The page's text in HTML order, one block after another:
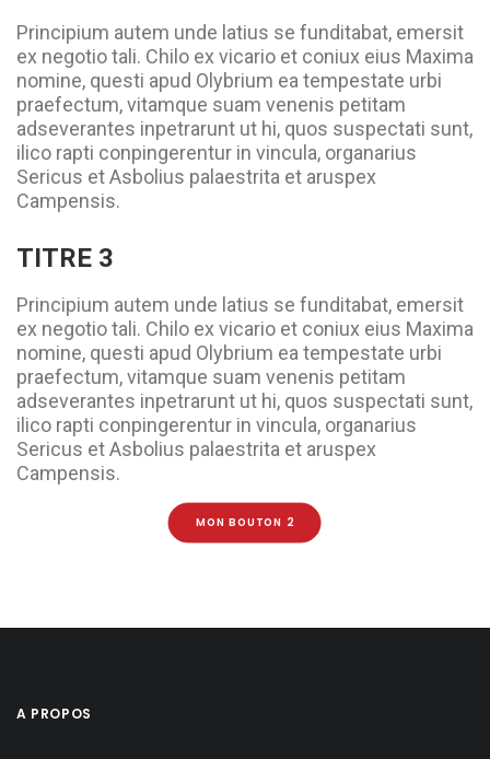
Principium autem unde latius se funditabat, emersit
ex negotio tali. Chilo ex vicario et coniux eius Maxima
nomine, questi apud Olybrium ea tempestate urbi
praefectum, vitamque suam venenis petitam
adseverantes inpetrarunt ut hi, quos suspectati sunt,
ilico rapti conpingerentur in vincula, organarius
Sericus et Asbolius palaestrita et aruspex
Campensis.
TITRE 3
Principium autem unde latius se funditabat, emersit
ex negotio tali. Chilo ex vicario et coniux eius Maxima
nomine, questi apud Olybrium ea tempestate urbi
praefectum, vitamque suam venenis petitam
adseverantes inpetrarunt ut hi, quos suspectati sunt,
ilico rapti conpingerentur in vincula, organarius
Sericus et Asbolius palaestrita et aruspex
Campensis.
MON BOUTON 2
A PROPOS